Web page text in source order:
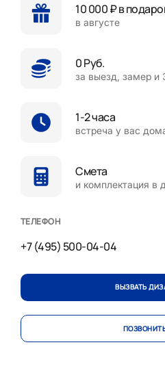
10 000 ₽ в
в августе
0 Руб.
за выезд, замер и
1-2 часа
встреча у вас
Смета
и комплектация в
ТЕЛЕФОН
+7 (495) 500-04-04
ВЫЗВАТЬ